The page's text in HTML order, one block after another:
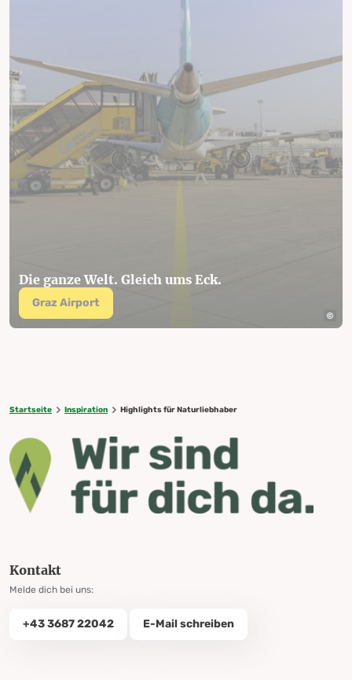
Die ganze Welt. Gleich ums Eck.
Graz Airport
Startseite Inspiration Highlights für Naturliebhaber
Kontakt
Melde dich bei uns:
+43 3687 22042 E-Mail schreiben